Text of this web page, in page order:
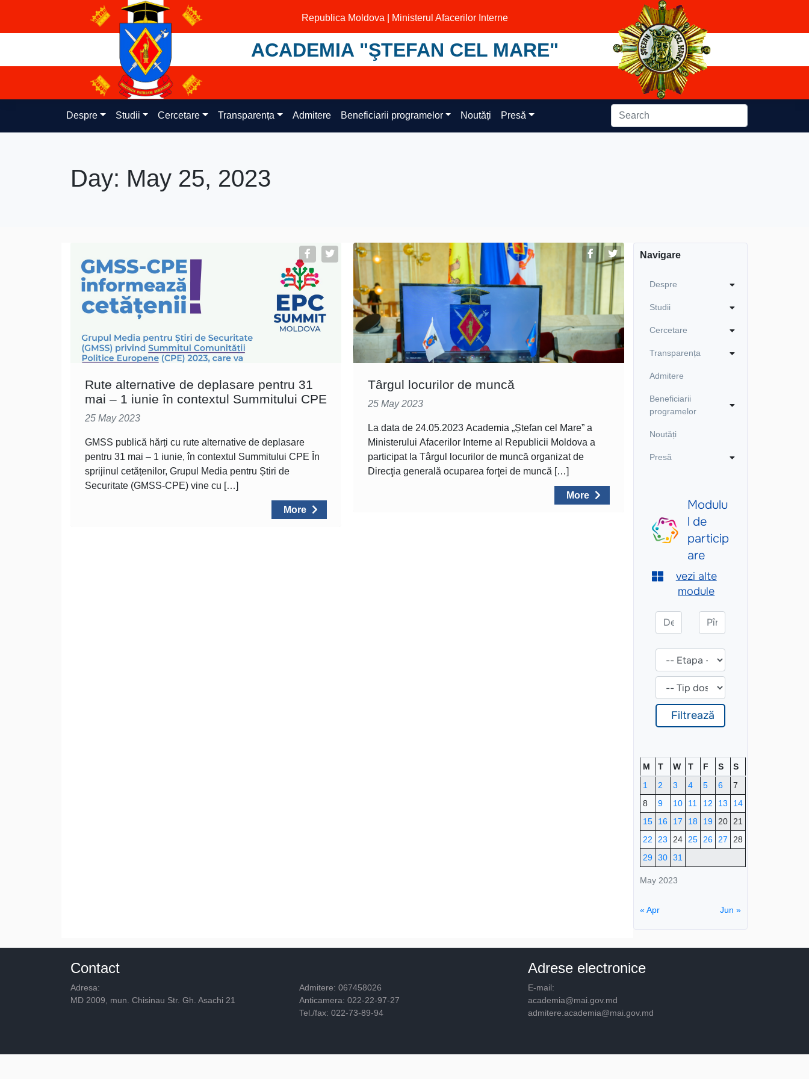
content
Republica Moldova | Ministerul Afacerilor Interne
ACADEMIA "ŞTEFAN CEL MARE"
Despre Studii Cercetare Transparența Admitere Beneficiarii programelor Noutăți Presă
Day: May 25, 2023
Rute alternative de deplasare pentru 31
mai – 1 iunie în contextul Summitului CPE
25 May 2023
GMSS publică hărți cu rute alternative de deplasare
pentru 31 mai – 1 iunie, în contextul Summitului CPE În
sprijinul cetățenilor, Grupul Media pentru Știri de
Securitate (GMSS-CPE) vine cu […]
More
Târgul locurilor de muncă
25 May 2023
La data de 24.05.2023 Academia „Ștefan cel Mare” a
Ministerului Afacerilor Interne al Republicii Moldova a
participat la Târgul locurilor de muncă organizat de
Direcţia generală ocuparea forţei de muncă […]
More
Navigare
Despre
Studii
Cercetare
Transparența
Admitere
Beneficiarii
programelor
Noutăți
Presă
May 2023
M T W T F S
S
1
2 3 4 5 6
7
8
9 10 11 12 13
14
15
16 17 18 19 20
21
22
23 24 25 26 27
28
29 30 31
« Apr Jun »
Contact
Adresa:
MD 2009, mun. Chisinau Str. Gh. Asachi 21
Admitere: 067458026
Anticamera: 022-22-97-27
Tel./fax: 022-73-89-94
Adrese electronice
E-mail:
academia@mai.gov.md
admitere.academia@mai.gov.md